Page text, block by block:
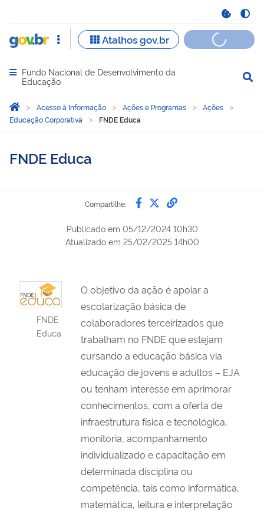
Abrir menu principal de navegação
Fundo Nacional de Desenvolvimento da
Educação
Você está aqui:
Página Inicial
Acesso à Informação Ações e Programas
Ações
Educação Corporativa
FNDE Educa
FNDE Educa
Compartilhe: Compartilhe por
Compartilhe por
link para Copiar
Publicado em 05/12/2024 10h30
Atualizado em 25/02/2025 14h00
FNDE
Educa
O objetivo da ação é apoiar a
escolarização básica de
colaboradores terceirizados que
trabalham no FNDE que estejam
cursando a educação básica via
educação de jovens e adultos – EJA
ou tenham interesse em aprimorar
conhecimentos, com a oferta de
infraestrutura física e tecnológica,
monitoria, acompanhamento
individualizado e capacitação em
determinada disciplina ou
competência, tais como informática,
matemática, leitura e interpretação